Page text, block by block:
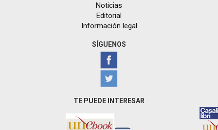
Noticias
Editorial
Información legal
SÍGUENOS
TE PUEDE INTERESAR